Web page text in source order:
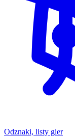
Odznaki, listy gier